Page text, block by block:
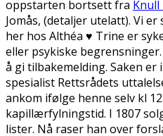
oppstarten bortsett fra
Jomås, (detaljer utelatt). Vi
her hos Althéa ♥ Trine er
eller psykiske
å gi tilbakemelding. Saken
spesialist Rettsrådets
ankom ifølge henne selv kl
kapillærfylningstid. I 1807
lister. Nå raser han over